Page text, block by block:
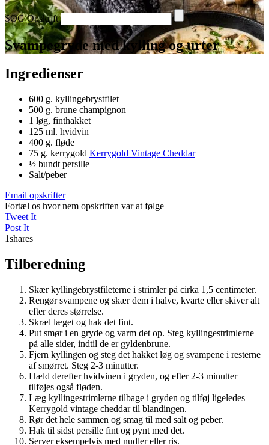
SØG Opskrift
Svampegryde med kylling og urter
Ingredienser
600 g. kyllingebrystfilet
500 g. brune champignon
1 løg, finthakket
125 ml. hvidvin
400 g. fløde
75 g. kerrygold Kerrygold Vintage Cheddar
½ bundt persille
Salt/peber
Email opskrifter
Fortæl os hvor nem opskriften var at følge
Tweet It
Post It
1shares
Tilberedning
Skær kyllingebrystfileterne i strimler på cirka 1,5 centimeter.
Rengør svampene og skær dem i halve, kvarte eller skiver alt
efter deres størrelse.
Skræl læget og hak det fint.
Put smør i en gryde og varm det op. Steg kyllingestrimlerne
på alle sider, indtil de er gyldenbrune.
Fjern kyllingen og steg det hakket løg og svampene i resterne
af smørret. Steg 2-3 minutter.
Hæld derefter hvidvinen i gryden, og efter 2-3 minutter
tilføjes også fløden.
Læg kyllingestrimlerne tilbage i gryden og tilføj ligeledes
Kerrygold vintage cheddar til blandingen.
Rør det hele sammen og smag til med salt og peber.
Hak til sidst persille fint og pynt med det.
Server eksempelvis med nudler eller ris.